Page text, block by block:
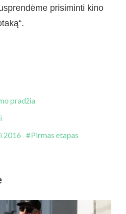
prisiminti kino
pradžia
2016
Pirmas etapas